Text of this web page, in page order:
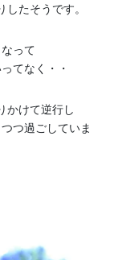
たそうです。
って
てなく・・
かけて逆行し
つ過ごしていま